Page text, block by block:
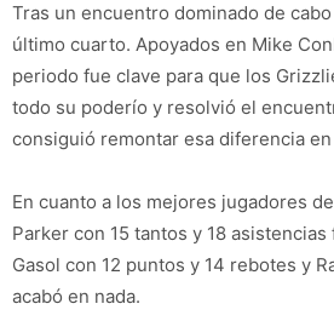
Tras un encuentro dominado de
último cuarto. Apoyados en Mike
periodo fue clave para que los
todo su poderío y resolvió el
consiguió remontar esa diferencia
En cuanto a los mejores jugadores
Parker con 15 tantos y 18
Gasol con 12 puntos y 14 rebotes y
acabó en nada.